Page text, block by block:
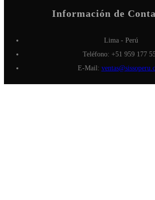
Información de
Lima - Perú
Teléfono: +51 959 177
E-Mail: